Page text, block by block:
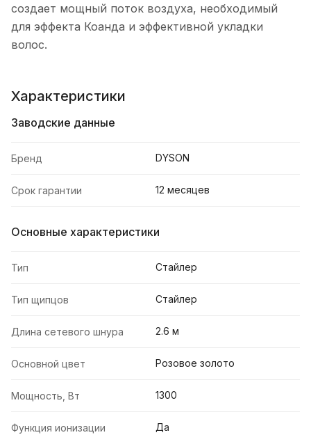
создает мощный поток воздуха, необходимый
для эффекта Коанда и эффективной укладки
волос.
Характеристики
Заводские данные
Бренд DYSON
Срок гарантии 12 месяцев
Основные характеристики
Тип Стайлер
Тип щипцов Стайлер
Длина сетевого шнура 2.6 м
Основной цвет Розовое золото
Мощность, Вт 1300
Функция ионизации Да